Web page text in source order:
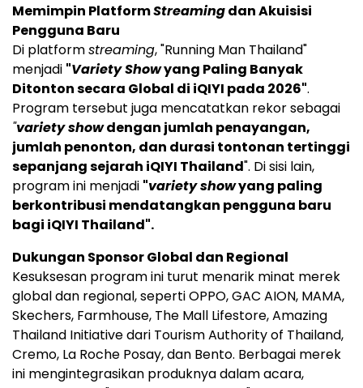
Memimpin PlatformStreamingdan Akuisisi
Pengguna Baru
Di platformstreaming, "Running Man Thailand"
menjadi "Variety Showyang Paling Banyak
Ditonton secara Global di iQIYI pada 2026".
Program tersebut juga mencatatkan rekor sebagai
"variety showdengan jumlah penayangan,
jumlah penonton, dan durasi tontonan tertinggi
sepanjang sejarah iQIYI Thailand". Di sisi lain,
program ini menjadi "variety showyang paling
berkontribusi mendatangkan pengguna baru
bagi iQIYI Thailand".
Dukungan Sponsor Global dan Regional
Kesuksesan program ini turut menarik minat merek
global dan regional, seperti OPPO, GAC AION, MAMA,
Skechers, Farmhouse, The Mall Lifestore, Amazing
Thailand Initiative dari Tourism Authority of Thailand,
Cremo, La Roche Posay, dan Bento. Berbagai merek
ini mengintegrasikan produknya dalam acara,